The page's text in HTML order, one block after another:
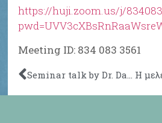
https://huji.zoom.us/j/
Meeting ID: 834 083 3561
Seminar talk by Dr. David Friesem, on April 6th, 16:30 pm